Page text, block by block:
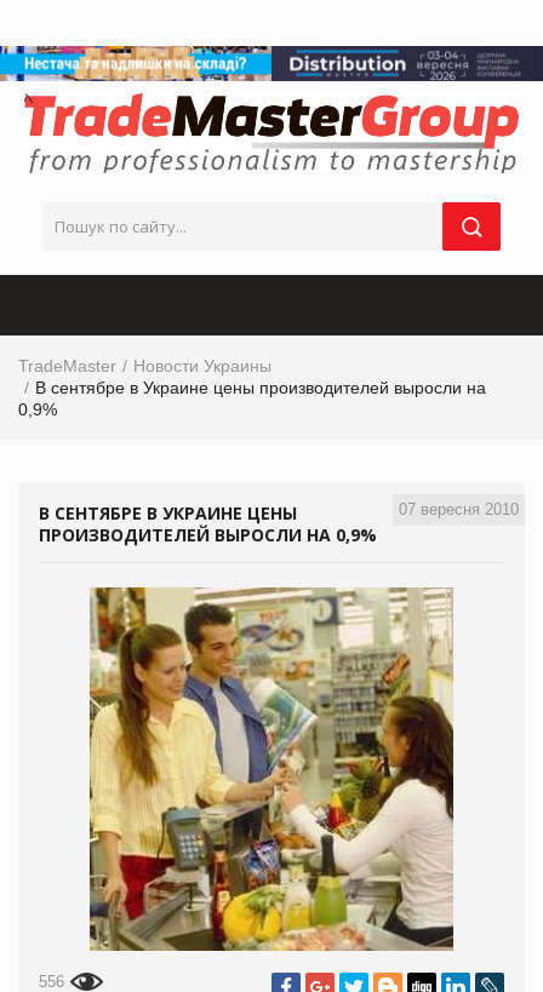
TradeMaster
Новости Украины
В сентябре в Украине цены производителей выросли на
0,9%
07 вересня 2010
В СЕНТЯБРЕ В УКРАИНЕ ЦЕНЫ
ПРОИЗВОДИТЕЛЕЙ ВЫРОСЛИ НА 0,9%
556